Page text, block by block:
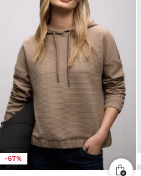
-67%